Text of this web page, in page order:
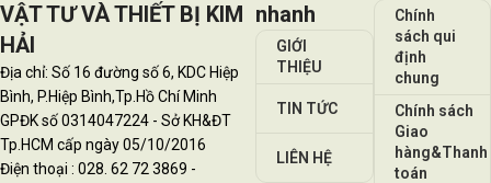
VẬT TƯ VÀ THIẾT BỊ KIM
HẢI
Địa chỉ: Số 16 đường số 6, KDC Hiệp
Bình, P.Hiệp Bình,Tp.Hồ Chí Minh
GPĐK số 0314047224 - Sở KH&ĐT
Tp.HCM cấp ngày 05/10/2016
Điện thoại : 028. 62 72 3869 -
nhanh
GIỚI
THIỆU
TIN TỨC
LIÊN HỆ
Chính
sách qui
định
chung
Chính sách
Giao
hàng&Thanh
toán